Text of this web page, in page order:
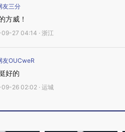
友三分
方威！
27 04:14 · 浙江
友OUCweR
好的
26 02:02 · 运城